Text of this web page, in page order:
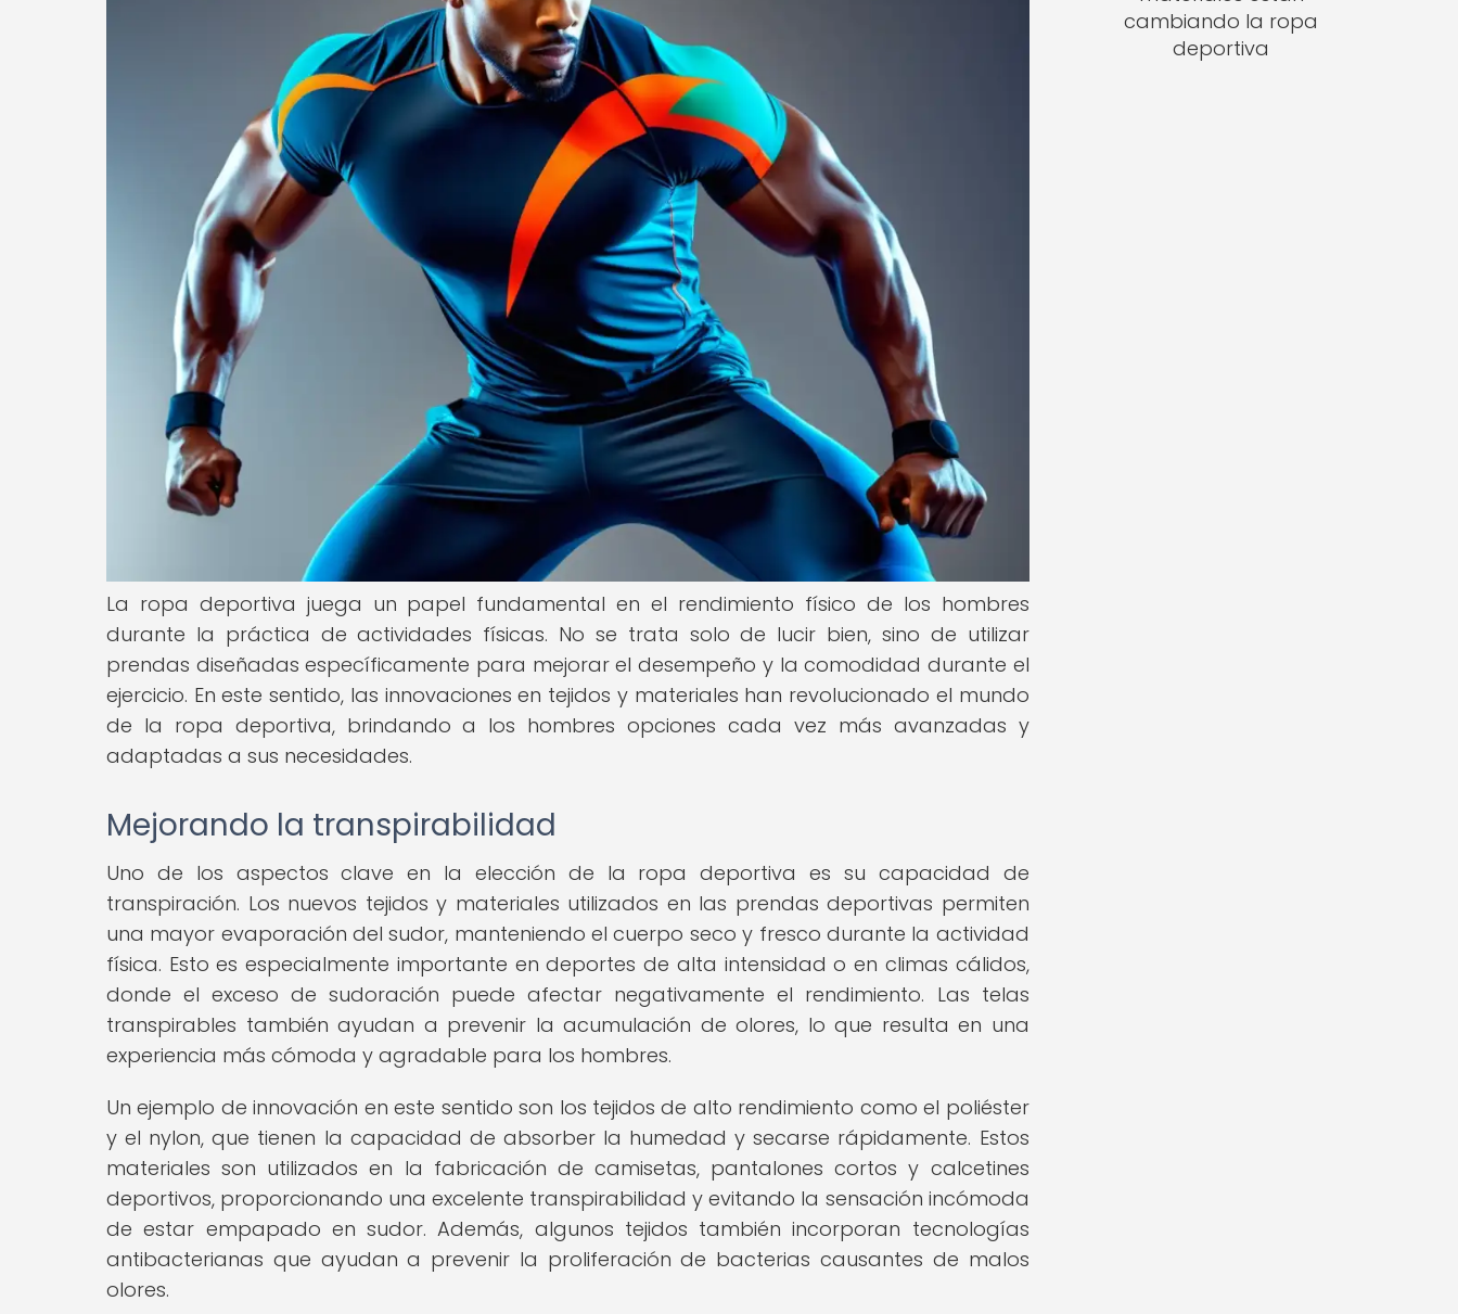
La ropa deportiva juega un papel fundamental en el rendimiento físico de los hombres
durante la práctica de actividades físicas. No se trata solo de lucir bien, sino de utilizar
prendas diseñadas específicamente para mejorar el desempeño y la comodidad durante el
ejercicio. En este sentido, las innovaciones en tejidos y materiales han revolucionado el mundo
de la ropa deportiva, brindando a los hombres opciones cada vez más avanzadas y
adaptadas a sus necesidades.
Mejorando la transpirabilidad
Uno de los aspectos clave en la elección de la ropa deportiva es su capacidad de
transpiración. Los nuevos tejidos y materiales utilizados en las prendas deportivas permiten
una mayor evaporación del sudor, manteniendo el cuerpo seco y fresco durante la actividad
física. Esto es especialmente importante en deportes de alta intensidad o en climas cálidos,
donde el exceso de sudoración puede afectar negativamente el rendimiento. Las telas
transpirables también ayudan a prevenir la acumulación de olores, lo que resulta en una
experiencia más cómoda y agradable para los hombres.
Un ejemplo de innovación en este sentido son los tejidos de alto rendimiento como el poliéster
y el nylon, que tienen la capacidad de absorber la humedad y secarse rápidamente. Estos
materiales son utilizados en la fabricación de camisetas, pantalones cortos y calcetines
deportivos, proporcionando una excelente transpirabilidad y evitando la sensación incómoda
de estar empapado en sudor. Además, algunos tejidos también incorporan tecnologías
antibacterianas que ayudan a prevenir la proliferación de bacterias causantes de malos
olores.
cambiando la ropa
deportiva